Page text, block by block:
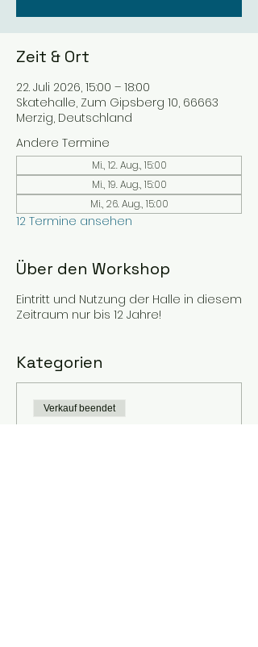
Zeit & Ort
22. Juli 2026, 15:00 – 18:00
Skatehalle, Zum Gipsberg 10, 66663
Merzig, Deutschland
Andere Termine
Mi., 12. Aug., 15:00
Mi., 19. Aug., 15:00
Mi., 26. Aug., 15:00
12 Termine ansehen
Über den Workshop
Eintritt und Nutzung der Halle in diesem
Zeitraum nur bis 12 Jahre!
Kategorien
Verkauf beendet